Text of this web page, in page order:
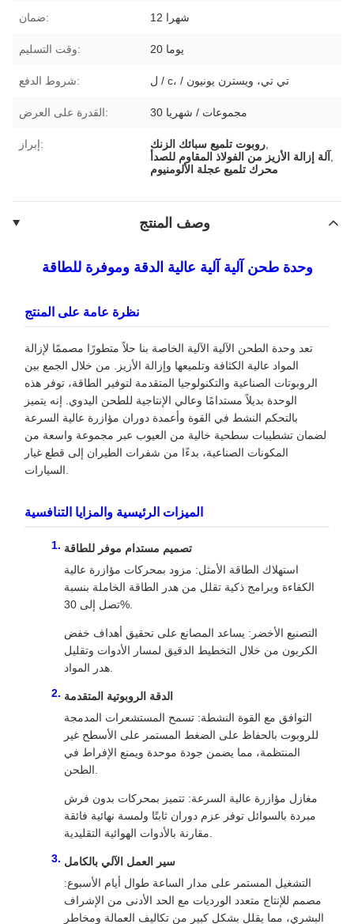
ضمان: 12 شهرا
وقت التسليم: 20 يوما
شروط الدفع: ل / c، / تي تي، ويسترن يونيون
القدرة على العرض: 30 مجموعات / شهريا
إبراز: روبوت تلميع سبائك الزنك
آلة إزالة الأزيز من الفولاذ المقاوم للصدأ
محرك تلميع عجلة الألومنيوم
وصف المنتج
وحدة طحن آلية آلية عالية الدقة وموفرة للطاقة
نظرة عامة على المنتج
تعد وحدة الطحن الآلية الآلية الخاصة بنا حلاً متطورًا مصممًا لإزالة
المواد عالية الكثافة وتلميعها وإزالة الأزيز. من خلال الجمع بين
الروبوتات الصناعية والتكنولوجيا المتقدمة لتوفير الطاقة، توفر هذه
الوحدة بديلاً مستدامًا وعالي الإنتاجية للطحن اليدوي. إنه يتميز
بالتحكم النشط في القوة وأعمدة دوران مؤازرة عالية السرعة
لضمان تشطيبات سطحية خالية من العيوب عبر مجموعة واسعة من
المكونات الصناعية، بدءًا من شفرات الطيران إلى قطع غيار
الميزات الرئيسية والمزايا التنافسية
تصميم مستدام موفر للطاقة
استهلاك الطاقة الأمثل: مزود بمحركات مؤازرة عالية
الكفاءة وبرامج ذكية تقلل من هدر الطاقة الخاملة بنسبة
تصل إلى 30%.
التصنيع الأخضر: يساعد المصانع على تحقيق أهداف خفض
الكربون من خلال التخطيط الدقيق لمسار الأدوات وتقليل
الدقة الروبوتية المتقدمة
التوافق مع القوة النشطة: تسمح المستشعرات المدمجة
للروبوت بالحفاظ على الضغط المستمر على الأسطح غير
المنتظمة، مما يضمن جودة موحدة ويمنع الإفراط في
مغازل مؤازرة عالية السرعة: تتميز بمحركات بدون فرش
مبردة بالسوائل توفر عزم دوران ثابتًا ولمسة نهائية فائقة
سير العمل الآلي بالكامل
التشغيل المستمر على مدار الساعة طوال أيام الأسبوع:
مصمم للإنتاج متعدد الورديات مع الحد الأدنى من الإشراف
البشري، مما يقلل بشكل كبير من تكاليف العمالة ومخاطر